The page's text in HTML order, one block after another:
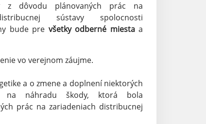
z dôvodu plánovaných prác na
sústavy spolocnosti
bude pre všetky odberné miestaa
vo verejnom záujme.
a o zmene a doplnení niektorých
na náhradu škody, ktorá bola
prác na zariadeniach distribucnej